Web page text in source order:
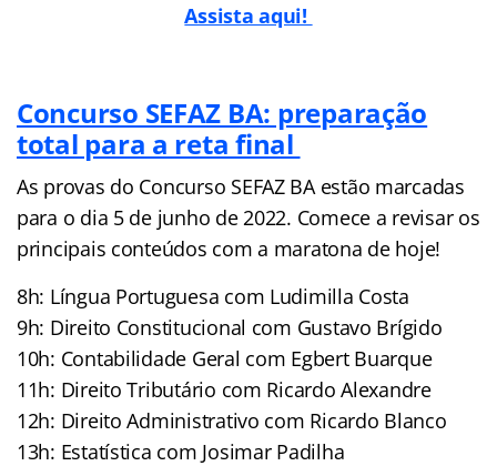
Assista aqui!
Concurso SEFAZ BA: preparação
total para a reta final
As provas do Concurso SEFAZ BA estão marcadas
para o dia 5 de junho de 2022. Comece a revisar os
principais conteúdos com a maratona de hoje!
8h: Língua Portuguesa com Ludimilla Costa
9h: Direito Constitucional com Gustavo Brígido
10h: Contabilidade Geral com Egbert Buarque
11h: Direito Tributário com Ricardo Alexandre
12h: Direito Administrativo com Ricardo Blanco
13h: Estatística com Josimar Padilha